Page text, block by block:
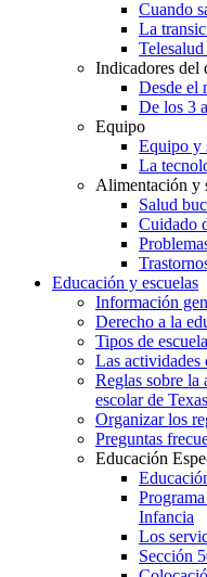
Cuando
La
Indicadores del
Desde el
De los 3
Equipo
Equipo y
La
Alimentación y
Salud
Cuidado
Educación y escuelas
Información
Derecho a la
Tipos de
Las actividades
Reglas sobre la
escolar de Texas
Organizar los
Preguntas
Educación
Infancia
Los
Sección